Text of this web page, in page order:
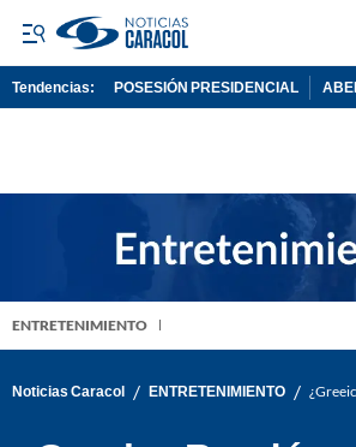
Tendencias: POSESIÓN PRESIDENCIAL
ENTRETENIMIENTO
Noticias Caracol / ENTRETENIMIENTO /